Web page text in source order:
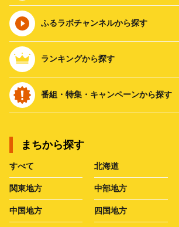
ふるラボチャンネルから探す
ランキングから探す
番組・特集・キャンペーンから探す
まちから探す
すべて 北海道
関東地方 中部地方
中国地方 四国地方